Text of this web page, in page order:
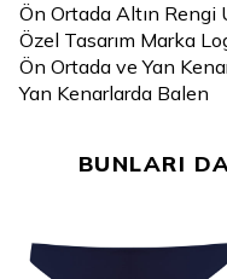
Ön Ortada Altın Rengi
Özel Tasarım Marka
Ön Ortada ve Yan
Yan Kenarlarda Balen
BUNLARI